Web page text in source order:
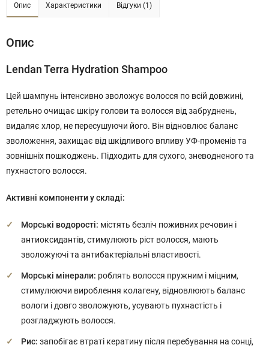
Опис Характеристики Відгуки (1)
Опис
Lendan Terra Hydration Shampoo
Цей шампунь інтенсивно зволожує волосся по всій довжині,
ретельно очищає шкіру голови та волосся від забруднень,
видаляє хлор, не пересушуючи його. Він відновлює баланс
зволоження, захищає від шкідливого впливу УФ-променів та
зовнішніх пошкоджень. Підходить для сухого, зневодненого та
пухнастого волосся.
Активні компоненти у складі:
Морські водорості: містять безліч поживних речовин і
антиоксидантів, стимулюють ріст волосся, мають
зволожуючі та антибактеріальні властивості.
Морські мінерали: роблять волосся пружним і міцним,
стимулюючи вироблення колагену, відновлюють баланс
вологи і довго зволожують, усувають пухнастість і
розгладжують волосся.
Рис: запобігає втраті кератину після перебування на сонці,